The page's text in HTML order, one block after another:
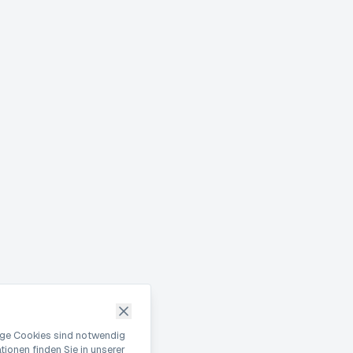
Cookies sind notwendig
finden Sie in unserer